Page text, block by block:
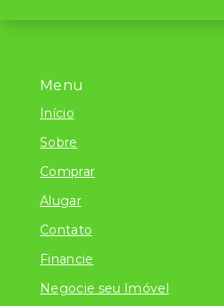
Menu
Início
Sobre
Comprar
Alugar
Contato
Financie
Negocie seu Imóvel